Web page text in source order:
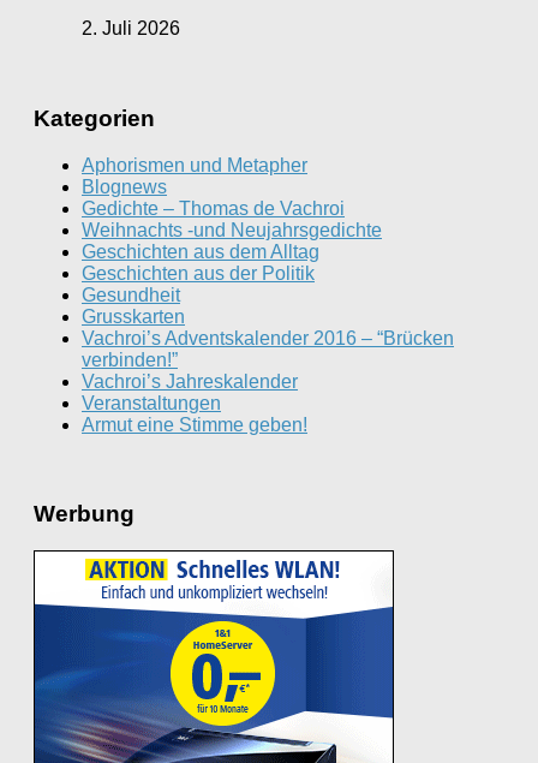
2. Juli 2026
Kategorien
Aphorismen und Metapher
Blognews
Gedichte – Thomas de Vachroi
Weihnachts -und Neujahrsgedichte
Geschichten aus dem Alltag
Geschichten aus der Politik
Gesundheit
Grusskarten
Vachroi’s Adventskalender 2016 – “Brücken
verbinden!”
Vachroi’s Jahreskalender
Veranstaltungen
Armut eine Stimme geben!
Werbung